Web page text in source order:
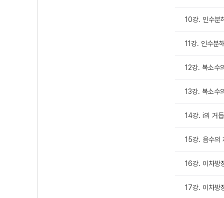
10강. 인수분
11강. 인수분
12강. 복소수
13강. 복소수
14강. i의 거
15강. 음수의
16강. 이차방
17강. 이차방